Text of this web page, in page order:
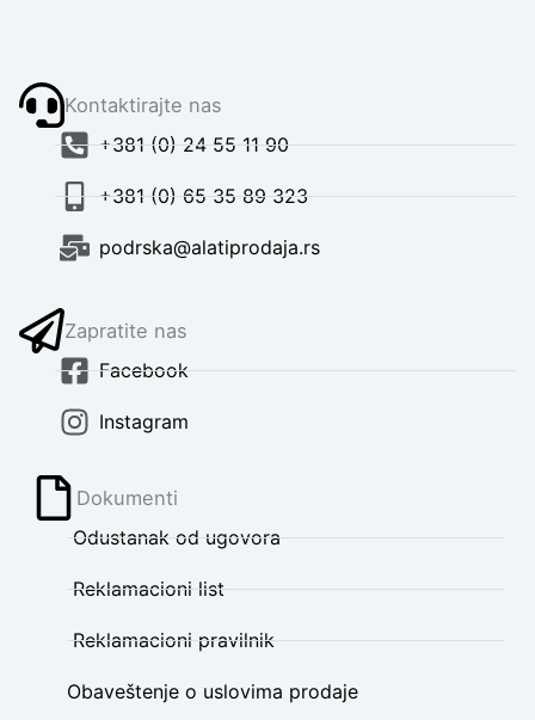
Kontaktirajte nas
+381 (0) 24 55 11 90
+381 (0) 65 35 89 323
podrska@alatiprodaja.rs
Zapratite nas
Facebook
Instagram
Dokumenti
Odustanak od ugovora
Reklamacioni list
Reklamacioni pravilnik
Obaveštenje o uslovima prodaje